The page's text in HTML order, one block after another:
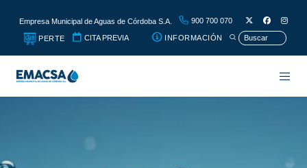
Empresa Municipal de Aguas de Córdoba S.A. 900 700 070
PERTE CITA PREVIA INFORMACIÓN